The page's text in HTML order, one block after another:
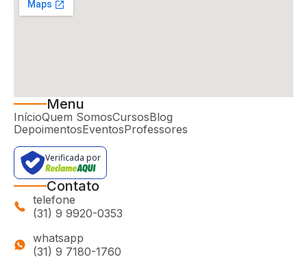
Menu
InícioQuem SomosCursosBlog
DepoimentosEventosProfessores
Verificada por
Contato
telefone
(31) 9 9920-0353
whatsapp
(31) 9 7180-1760